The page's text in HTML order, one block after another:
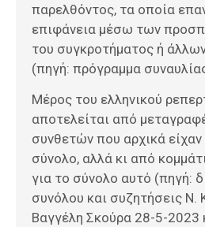
παρελθόντος, τα οποία
επιφάνεια μέσω των
του συγκροτήματος ή
(πηγή: πρόγραμμα
Μέρος του ελληνικού
αποτελείται από
συνθετών που αρχικά
σύνολο, αλλά κι από
για το σύνολο αυτό (πηγή:
συνόλου και συζητήσεις Ν.
Βαγγέλη Σκούρα 28-5-2023